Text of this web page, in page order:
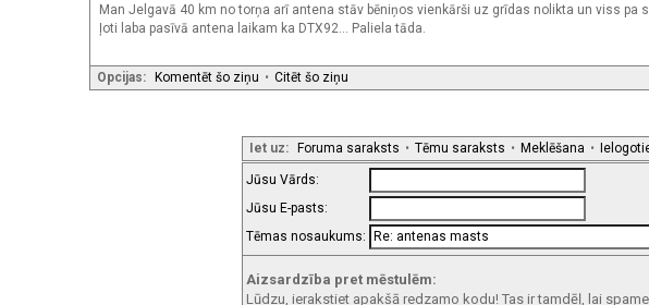
Man Jelgavā 40 km no torņa arī antena stāv bēniņos vienkārši uz grīdas nolikta un viss
ļoti laba pasīvā antena laikam ka DTX92... Paliela tāda.
Opcijas: Komentēt šo ziņu • Citēt šo ziņu
Iet uz: Foruma saraksts • Tēmu saraksts • Meklēšana •
Jūsu Vārds:
Jūsu E-pasts:
Tēmas nosaukums:
Aizsardzība pret mēstulēm:
Lūdzu, ierakstiet apakšā redzamo kodu! Tas ir tamdēļ, lai